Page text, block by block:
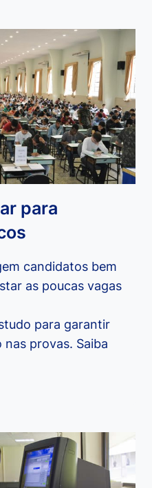
para
candidatos bem
as poucas vagas
para garantir
provas. Saiba